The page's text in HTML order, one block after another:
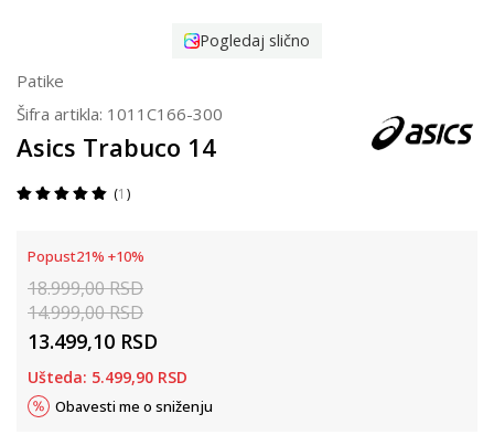
Pogledaj slično
Patike
Šifra artikla: 1011C166-300
Asics Trabuco 14
1
Popust21% +10%
18.999,00RSD
14.999,00RSD
13.499,10 RSD
Ušteda: 5.499,90 RSD
Obavesti me o sniženju